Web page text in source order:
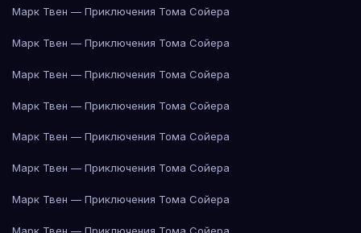
Марк Твен — Приключения Тома Сойера
Марк Твен — Приключения Тома Сойера
Марк Твен — Приключения Тома Сойера
Марк Твен — Приключения Тома Сойера
Марк Твен — Приключения Тома Сойера
Марк Твен — Приключения Тома Сойера
Марк Твен — Приключения Тома Сойера